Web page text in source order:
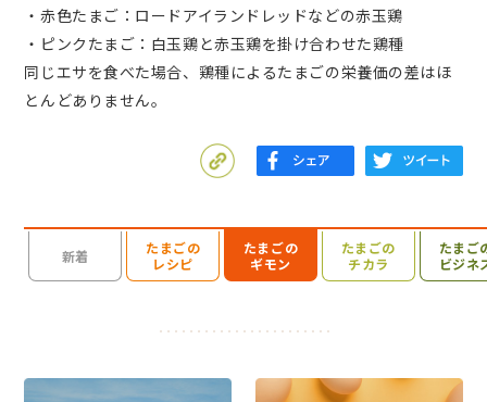
・赤色たまご：ロードアイランドレッドなどの赤玉鶏
・ピンクたまご：白玉鶏と赤玉鶏を掛け合わせた鶏種
同じエサを食べた場合、鶏種によるたまごの栄養価の差はほ
とんどありません。
新着
たまごの
レシピ
たまごの
ギモン
たまごの
チカラ
たまご
ビジネ
検索を開く